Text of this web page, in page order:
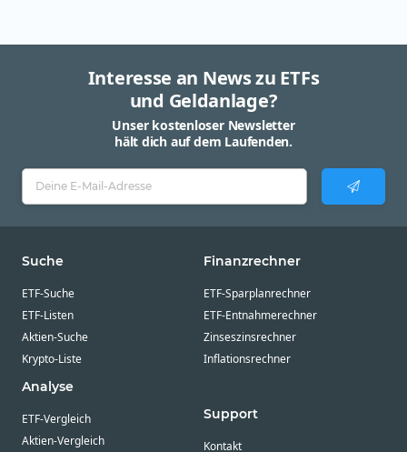
Interesse an News zu ETFs
und Geldanlage?
Unser kostenloser Newsletter
hält dich auf dem Laufenden.
Suche
ETF-Suche
ETF-Listen
Aktien-Suche
Krypto-Liste
Analyse
ETF-Vergleich
Aktien-Vergleich
Finanzrechner
ETF-Sparplanrechner
ETF-Entnahmerechner
Zinseszinsrechner
Inflationsrechner
Support
Kontakt